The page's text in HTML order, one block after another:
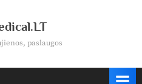
paslaugos